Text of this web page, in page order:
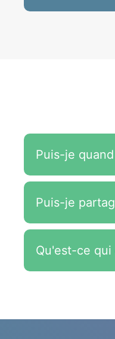
Puis-je
Puis-je
Qu'est-ce qui